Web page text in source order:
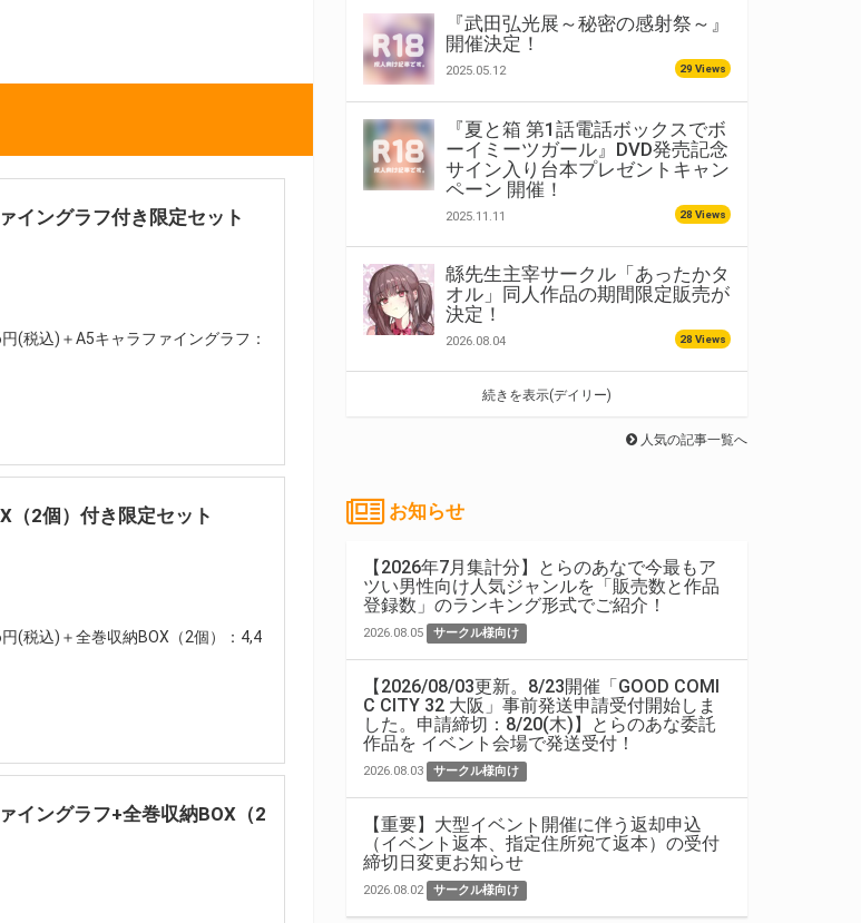
イングラフ付き限定セット
(税込)＋A5キャラファイングラフ：
（2個）付き限定セット
(税込)＋全巻収納BOX（2個）：4,4
イングラフ+全巻収納BOX（2
『武田弘光展～秘密の感射祭～』
開催決定！
2025.05.12 29 Views
『夏と箱 第1話電話ボックスでボ
ーイミーツガール』DVD発売記念
サイン入り台本プレゼントキャン
ペーン 開催！
2025.11.11 28 Views
緜先生主宰サークル「あったかタ
オル」同人作品の期間限定販売が
決定！
2026.08.04 28 Views
続きを表示(デイリー)
人気の記事一覧へ
お知らせ
【2026年7月集計分】とらのあなで今最もア
ツい男性向け人気ジャンルを「販売数と作品
登録数」のランキング形式でご紹介！
2026.08.05 サークル様向け
【2026/08/03更新。8/23開催「GOOD COMI
C CITY 32 大阪」事前発送申請受付開始しま
した。申請締切：8/20(木)】とらのあな委託
作品を イベント会場で発送受付！
2026.08.03 サークル様向け
【重要】大型イベント開催に伴う返却申込
（イベント返本、指定住所宛て返本）の受付
締切日変更お知らせ
2026.08.02 サークル様向け